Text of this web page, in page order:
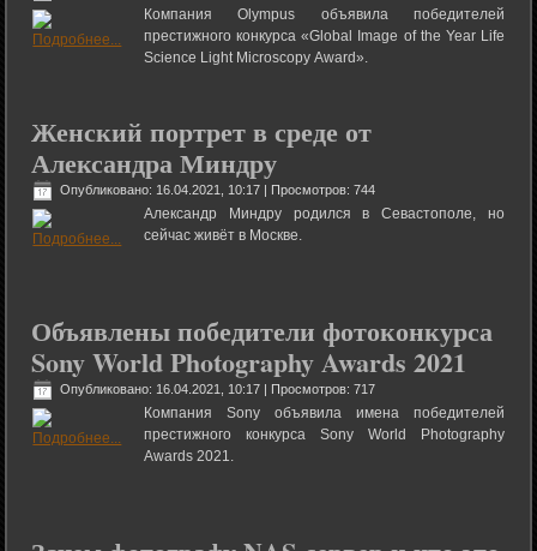
Компания Olympus объявила победителей
престижного конкурса «Global Image of the Year Life
Science Light Microscopy Award».
Женский портрет в среде от
Александра Миндру
Опубликовано: 16.04.2021, 10:17 | Просмотров: 744
Александр Миндру родился в Севастополе, но
сейчас живёт в Москве.
Объявлены победители фотоконкурса
Sony World Photography Awards 2021
Опубликовано: 16.04.2021, 10:17 | Просмотров: 717
Компания Sony объявила имена победителей
престижного конкурса Sony World Photography
Awards 2021.